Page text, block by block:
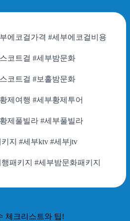
에코걸가격 #세부에코걸비용
코트걸 #세부밤문화
코트걸 #보홀밤문화
제여행 #세부황제투어
제풀빌라 #세부풀빌라
지 #세부ktv #세부jtv
패키지 #세부밤문화패키지
체크리스트와 팁!